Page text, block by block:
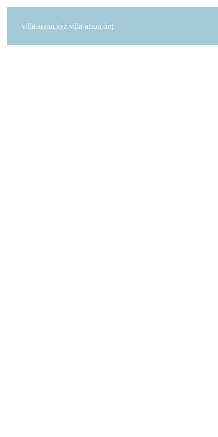
villa-arson.xyz villa-arson.org